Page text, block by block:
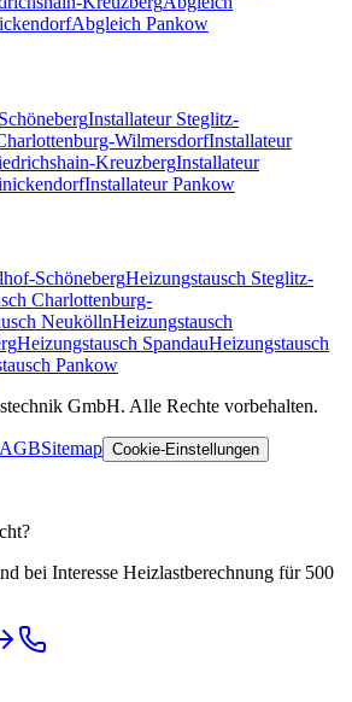
Abgleich Pankow
Installateur Steglitz-
WilmersdorfInstallateur
KreuzbergInstallateur
Installateur Pankow
SchönebergHeizungstausch Steglitz-
Charlottenburg-
NeuköllnHeizungstausch
Heizungstausch SpandauHeizungstausch
Pankow
GmbH. Alle Rechte vorbehalten.
AGBSitemap Cookie-Einstellungen
bei Interesse Heizlastberechnung für 500